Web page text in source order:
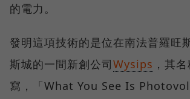
的電力。
發明這項技術的是位在南法普羅旺
斯城的一間新創公司Wysips ，其
寫，「What You See Is